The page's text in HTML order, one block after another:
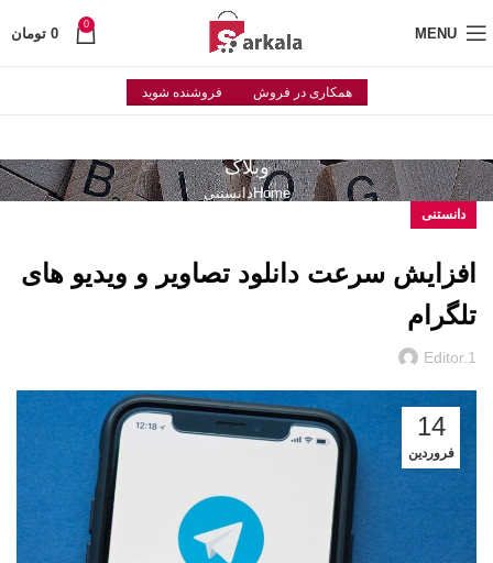
MENU
0
0 تومان
همکاری در فروش فروشنده شوید
وبلاگ
Homeدانستنی
دانستنی
افزایش سرعت دانلود تصاویر و ویدیو های
تلگرام
Editor.1
14
فروردین